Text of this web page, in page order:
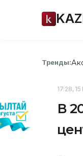
Тренды:
17:28,
В